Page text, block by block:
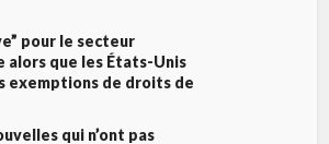
pour le secteur
alors que les États-Unis
exemptions de droits de
qui n’ont pas